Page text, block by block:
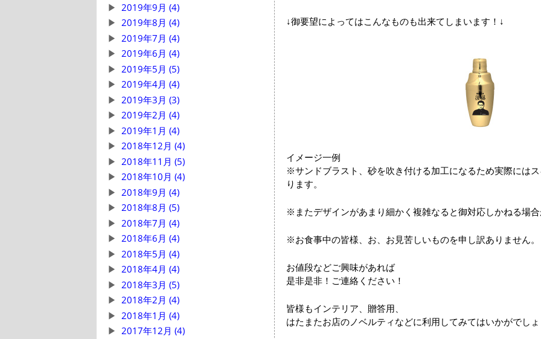
2019年9月 (4)
2019年8月 (4)
2019年7月 (4)
2019年6月 (4)
2019年5月 (5)
2019年4月 (4)
2019年3月 (3)
2019年2月 (4)
2019年1月 (4)
2018年12月 (4)
2018年11月 (5)
2018年10月 (4)
2018年9月 (4)
2018年8月 (5)
2018年7月 (4)
2018年6月 (4)
2018年5月 (4)
2018年4月 (4)
2018年3月 (5)
2018年2月 (4)
2018年1月 (4)
2017年12月 (4)
↓御要望によってはこんなものも出来てしまいます！↓
イメージ一例
※サンドブラスト、砂を吹き付ける加工になるため実際には
ります。
※またデザインがあまり細かく複雑なると御対応しかねる場
※お食事中の皆様、お、お見苦しいものを申し訳ありません。
お値段などご興味があれば
是非是非！ご連絡ください！
皆様もインテリア、贈答用、
はたまたお店のノベルティなどに利用してみてはいかがでしょ